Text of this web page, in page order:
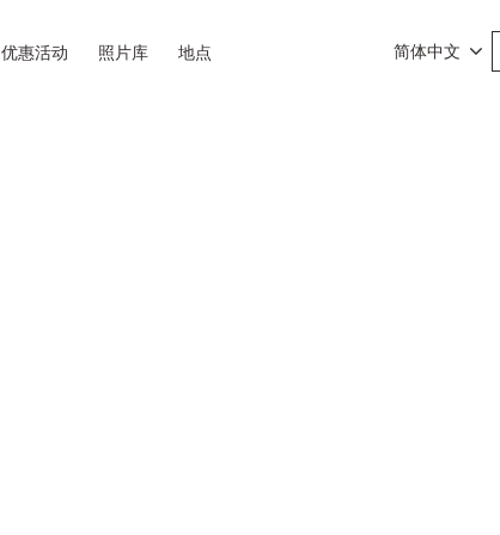
优惠活动 照片库 地点 简体中文